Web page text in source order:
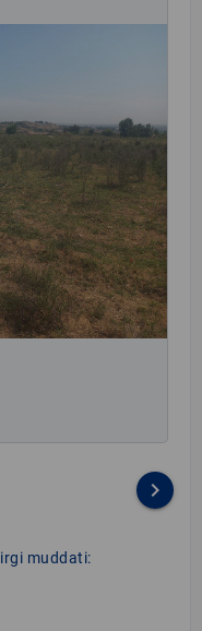
keyboard_arrow_right
muddati: